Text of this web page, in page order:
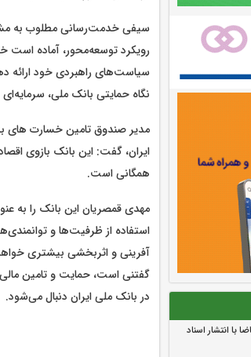
با انتشار اسناد
سیفی خدمت‌رسانی مطلوب به
رویکرد توسعه‌محور، آماده است
سیاست‌های راهبردی خود ارائه
نگاه حمایتی بانک ملی،
مدیر صندوق تامین خسارت های
ایران، گفت: این بانک بازوی
همگانی است.
مهدی قمصریان این بانک را به
استفاده از ظرفیت‌ها و
آفرینی و اثربخشی بیشتری
گفتنی است، حمایت و تامین
در بانک ملی ایران دنبال می‌شود.